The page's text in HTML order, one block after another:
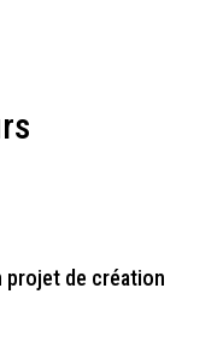
projet de création